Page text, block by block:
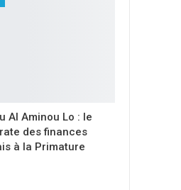
Al Aminou Lo : le
des finances
à la Primature